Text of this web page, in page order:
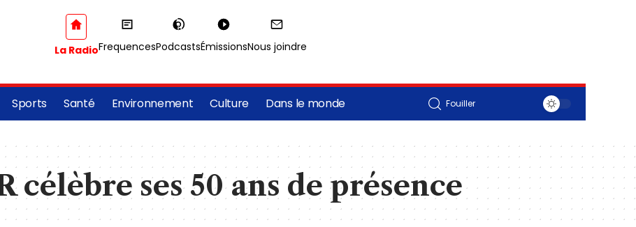
La RadioFrequencesPodcastsÉmissionsNous joindre
Sports Santé Environnement Culture Dans le monde Fouiller
célèbre ses 50 ans de présence